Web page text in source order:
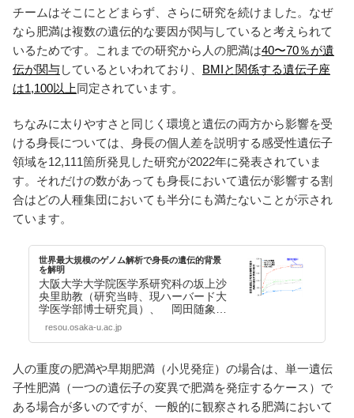
チームはそこにとどまらず、さらに研究を続けました。なぜ
なら肥満は複数の遺伝的な要因が関与していると考えられて
いるためです。これまでの研究から人の肥満は40〜70％が遺
伝が関与しているといわれており、 BMIと関係する遺伝子座
は1,100以上同定されています。
ちなみに太りやすさと同じく環境と遺伝の両方から影響を受
ける身長については、身長の個人差を説明する感受性遺伝子
領域を12,111箇所発見した研究が2022年に発表されていま
す。それだけの数があっても身長において遺伝が影響する割
合はどの人種集団においても半分にも満たないことが示され
ています。
世界最大規模のゲノム解析で身長の遺伝的背景
を解明
大阪大学大学院医学系研究科の坂上沙
央里助教（研究当時、現ハーバード大
学医学部博士研究員）、 岡田随象教
授（遺伝統計学 / 理化学研究所生命医
科学研究センタ…【続きを読む】
resou.osaka-u.ac.jp
人の重度の肥満や早期肥満（小児発症）の場合は、単一遺伝
子性肥満（一つの遺伝子の変異で肥満を発症するケース）で
ある場合が多いのですが、一般的に観察される肥満において